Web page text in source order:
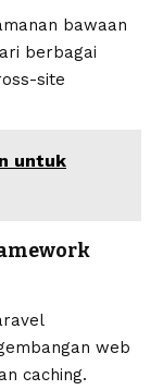
bawaan
berbagai
site
untuk
web
caching.